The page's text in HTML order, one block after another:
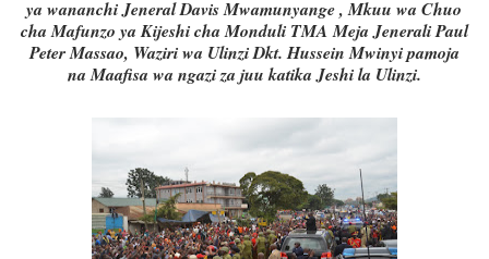
ya wananchi Jeneral Davis Mwamunyange , Mkuu wa Chuo
cha Mafunzo ya Kijeshi cha Monduli TMA Meja Jenerali Paul
Peter Massao, Waziri wa Ulinzi Dkt. Hussein Mwinyi pamoja
na Maafisa wa ngazi za juu katika Jeshi la Ulinzi.